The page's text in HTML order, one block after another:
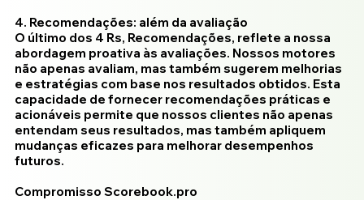
4. Recomendações: além da avaliação
O último dos 4 Rs, Recomendações, reflete a nossa
abordagem proativa às avaliações. Nossos motores
não apenas avaliam, mas também sugerem melhorias
e estratégias com base nos resultados obtidos. Esta
capacidade de fornecer recomendações práticas e
acionáveis permite que nossos clientes não apenas
entendam seus resultados, mas também apliquem
mudanças eficazes para melhorar desempenhos
futuros.
Compromisso Scorebook.pro